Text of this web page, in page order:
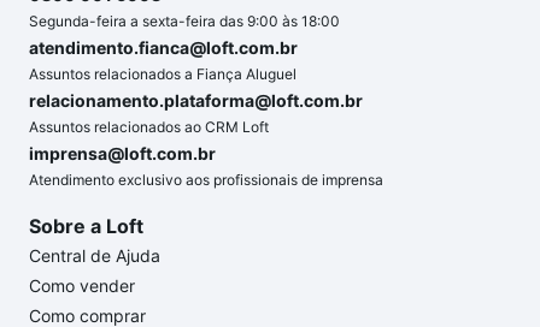
Segunda-feira a sexta-feira das 9:00 às 18:00
atendimento.fianca@loft.com.br
Assuntos relacionados a Fiança Aluguel
relacionamento.plataforma@loft.com.br
Assuntos relacionados ao CRM Loft
imprensa@loft.com.br
Atendimento exclusivo aos profissionais de imprensa
Sobre a Loft
Central de Ajuda
Como vender
Como comprar